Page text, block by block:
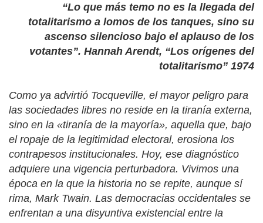
“Lo que más temo no es la llegada del
totalitarismo a lomos de los tanques, sino su
ascenso silencioso bajo el aplauso de los
votantes”. Hannah Arendt, “Los orígenes del
totalitarismo” 1974
Como ya advirtió Tocqueville, el mayor peligro para
las sociedades libres no reside en la tiranía externa,
sino en la «tiranía de la mayoría», aquella que, bajo
el ropaje de la legitimidad electoral, erosiona los
contrapesos institucionales. Hoy, ese diagnóstico
adquiere una vigencia perturbadora. Vivimos una
época en la que la historia no se repite, aunque sí
rima, Mark Twain. Las democracias occidentales se
enfrentan a una disyuntiva existencial entre la